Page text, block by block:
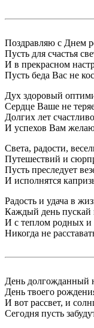
Поздравляю с Днем
Пусть для счастья
И в прекрасном
Пусть беда Вас не
Дух здоровый
Сердце Ваше не
Долгих лет
И успехов Вам
Света, радости,
Путешествий и
Пусть преследует
И исполнятся
Радость и удача в
Каждый день пускай
И с теплом родных и
Никогда не
День долгожданный
День твоего
И вот рассвет, и
Сегодня пусть